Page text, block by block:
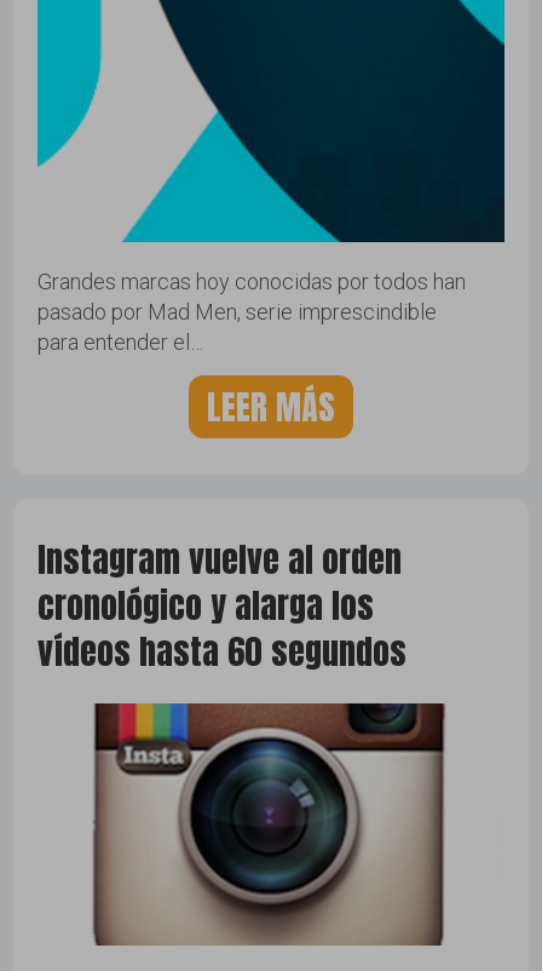
Grandes marcas hoy conocidas por todos han
pasado por Mad Men, serie imprescindible
para entender el…
LEER MÁS
Instagram vuelve al orden
cronológico y alarga los
vídeos hasta 60 segundos